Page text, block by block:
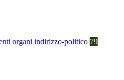
organi indirizzo-politico 79